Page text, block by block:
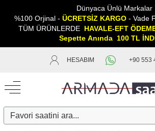
Dünyaca Ünlü Markalar
%100 Orjinal - ÜCRETSİZ KARGO - Vade
TÜM ÜRÜNLERDE HAVALE-EFT
Sepette Anında 100 TL
HESABIM +90 553